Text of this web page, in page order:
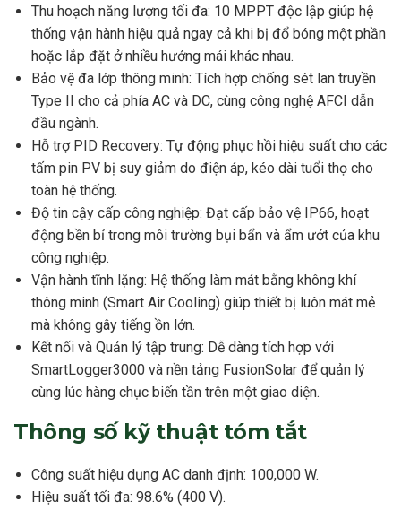
Thu hoạch năng lượng tối đa: 10 MPPT độc lập giúp hệ
thống vận hành hiệu quả ngay cả khi bị đổ bóng một phần
hoặc lắp đặt ở nhiều hướng mái khác nhau.
Bảo vệ đa lớp thông minh: Tích hợp chống sét lan truyền
Type II cho cả phía AC và DC, cùng công nghệ AFCI dẫn
đầu ngành.
Hỗ trợ PID Recovery: Tự động phục hồi hiệu suất cho các
tấm pin PV bị suy giảm do điện áp, kéo dài tuổi thọ cho
toàn hệ thống.
Độ tin cậy cấp công nghiệp: Đạt cấp bảo vệ IP66, hoạt
động bền bỉ trong môi trường bụi bẩn và ẩm ướt của khu
công nghiệp.
Vận hành tĩnh lặng: Hệ thống làm mát bằng không khí
thông minh (Smart Air Cooling) giúp thiết bị luôn mát mẻ
mà không gây tiếng ồn lớn.
Kết nối và Quản lý tập trung: Dễ dàng tích hợp với
SmartLogger3000 và nền tảng FusionSolar để quản lý
cùng lúc hàng chục biến tần trên một giao diện.
Thông số kỹ thuật tóm tắt
Công suất hiệu dụng AC danh định: 100,000 W.
Hiệu suất tối đa: 98.6% (400 V).